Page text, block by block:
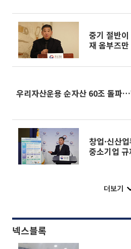
중기 절반
재 옴부즈
우리자산운용 순자산 60조 돌파
창업·신산
중소기업
더보기
넥스블록